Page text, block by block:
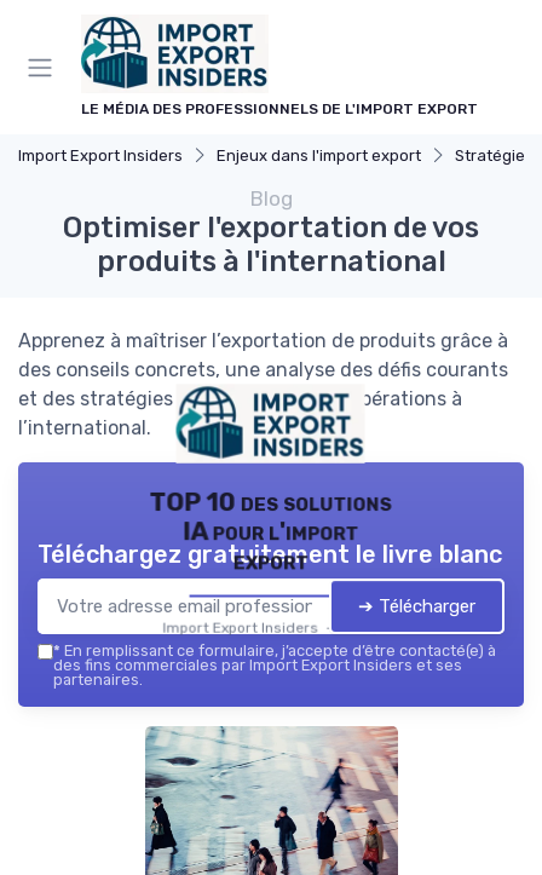
LE MÉDIA DES PROFESSIONNELS DE L'IMPORT EXPORT
Import Export Insiders Enjeux dans l'import export Stratégies
Blog
Optimiser l'exportation de vos
produits à l'international
Apprenez à maîtriser l’exportation de produits grâce à
des conseils concrets, une analyse des défis courants
et des stratégies pour optimiser vos opérations à
l’international.
TOP 10 des solutions
IA pour l'import
export
Import Export Insiders — 2026
Téléchargez gratuitement le livre blanc
➔ Télécharger
* En remplissant ce formulaire, j’accepte d’être contacté(e) à
des fins commerciales par Import Export Insiders et ses
partenaires.
Panneau de gestion des cookies